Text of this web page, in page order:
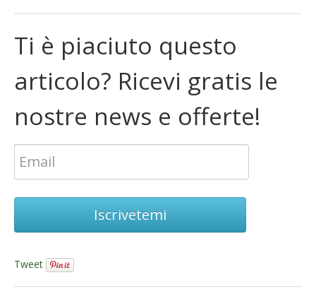
Ti è piaciuto questo
articolo? Ricevi gratis le
nostre news e offerte!
Iscrivetemi
Tweet